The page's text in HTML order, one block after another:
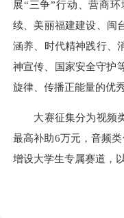
展“三争”行动、营商
续、美丽福建建设、闽
涵养、时代精神践行、
神宣传、国家安全守护
旋律、传播正能量的优
大赛征集分为视频
最高补助6万元，音频
增设大学生专属赛道，